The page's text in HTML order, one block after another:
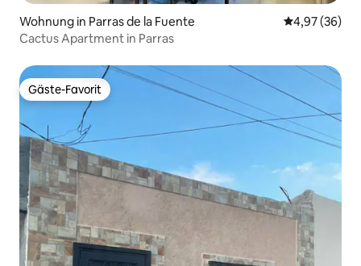
Wohnung in Parras de la Fuente
4,97 (36)
Cactus Apartment in Parras
Gäste-Favorit
Gäste-Favorit